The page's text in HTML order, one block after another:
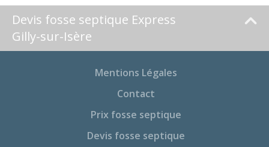
Devis fosse septique Express
Gilly-sur-Isère
Mentions Légales
Contact
Prix fosse septique
Devis fosse septique